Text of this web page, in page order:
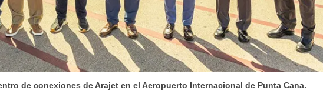
de conexiones de Arajet en el Aeropuerto Internacional de Punta Cana.